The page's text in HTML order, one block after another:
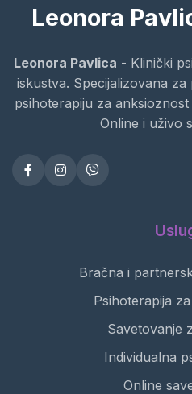
Leonora
Leonora Pavlica - Klinički
iskustva. Specijalizovana
psihoterapiju za
Online i uživo
Bračna i
Psihoterapija
Savetovanje
Individualna
Online